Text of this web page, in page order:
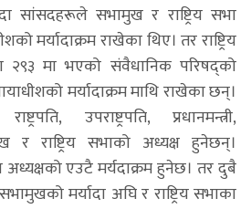
सांसदहरूले सभामुख र राष्ट्रिय सभा
मर्यादाक्रम राखेका थिए। तर राष्ट्रिय
२९३ मा भएको संवैधानिक परिषद्को
मर्यादाक्रम माथि राखेका छन्।
उपराष्ट्रपति, प्रधानमन्त्री,
र राष्ट्रिय सभाको अध्यक्ष हुनेछन्।
अध्यक्षको एउटै मर्यदाक्रम हुनेछ। तर दुबै
मर्यादा अघि र राष्ट्रिय सभाका